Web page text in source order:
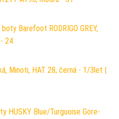
Barefoot RODRIGO GREY,
24
Minoti, HAT 28, černá - 1/3let |
HUSKY Blue/Turguoise Gore-